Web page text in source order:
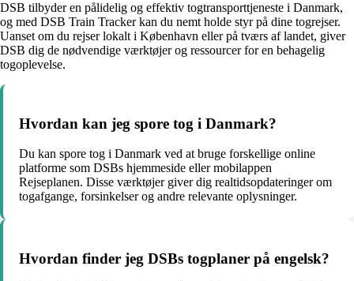
DSB tilbyder en pålidelig og effektiv togtransporttjeneste i Danmark,
og med DSB Train Tracker kan du nemt holde styr på dine togrejser.
Uanset om du rejser lokalt i København eller på tværs af landet, giver
DSB dig de nødvendige værktøjer og ressourcer for en behagelig
togoplevelse.
Hvordan kan jeg spore tog i Danmark?
Du kan spore tog i Danmark ved at bruge forskellige online
platforme som DSBs hjemmeside eller mobilappen
Rejseplanen. Disse værktøjer giver dig realtidsopdateringer om
togafgange, forsinkelser og andre relevante oplysninger.
Hvordan finder jeg DSBs togplaner på engelsk?